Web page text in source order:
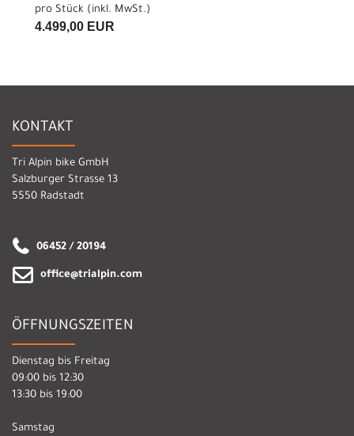
pro Stück (inkl. MwSt.)
4.499,00 EUR
KONTAKT
Tri Alpin bike GmbH
Salzburger Strasse 13
5550 Radstadt
06452 / 20194
office@trialpin.com
ÖFFNUNGSZEITEN
Dienstag bis Freitag
09:00 bis 12:30
13:30 bis 19:00
Samstag